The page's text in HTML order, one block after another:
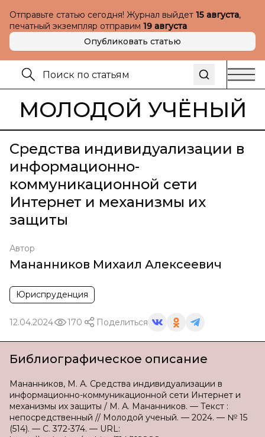
Отправьте статью сегодня! Журнал выйдет 15 августа,
печатный экземпляр отправим 19 августа
Опубликовать статью
МОЛОДОЙ УЧЁНЫЙ
Средства индивидуализации в
информационно-
коммуникационной сети
Интернет и механизмы их
защиты
Автор
Мананников Михаил Алексеевич
Юриспруденция
12.04.2024 170 Поделиться
Библиографическое описание
Мананников, М. А. Средства индивидуализации в
информационно-коммуникационной сети Интернет и
механизмы их защиты / М. А. Мананников. — Текст :
непосредственный // Молодой ученый. — 2024. — № 15
(514). — С. 372-374. — URL: